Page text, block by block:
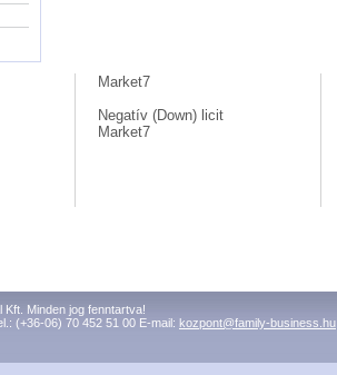
Market7
Negatív (Down) licit
Market7
Minden jog fenntartva!
(+36-06) 70 452 51 00 E-mail: kozpont@family-business.hu